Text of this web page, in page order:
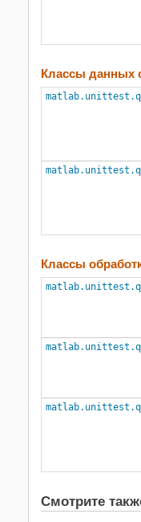
Классы данных
Классы
Смотрите